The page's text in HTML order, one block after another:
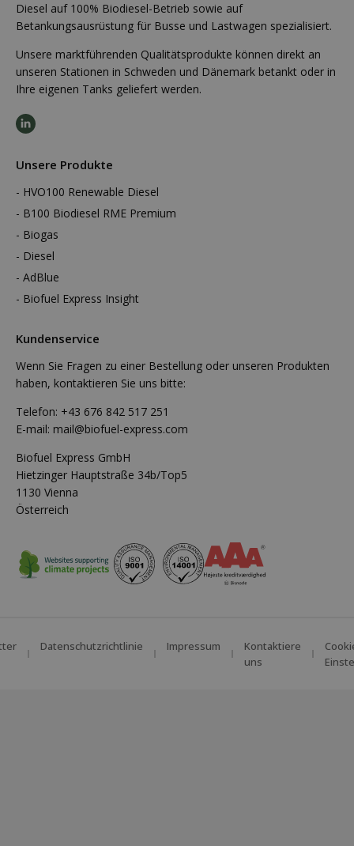
Diesel auf 100% Biodiesel-Betrieb sowie auf
Betankungsausrüstung für Busse und Lastwagen spezialisiert.
Unsere marktführenden Qualitätsprodukte können direkt an
unseren Stationen in Schweden und Dänemark betankt oder in
Ihre eigenen Tanks geliefert werden.
Unsere Produkte
HVO100 Renewable Diesel
B100 Biodiesel RME Premium
Biogas
Diesel
AdBlue
Biofuel Express Insight
Kundenservice
Wenn Sie Fragen zu einer Bestellung oder unseren Produkten
haben, kontaktieren Sie uns bitte:
Telefon: +43 676 842 517 251
E-mail: mail@biofuel-express.com
Biofuel Express GmbH
Hietzinger Hauptstraße 34b/Top5
1130 Vienna
Österreich
Datenschutzrichtlinie Impressum
Kontaktiere
uns